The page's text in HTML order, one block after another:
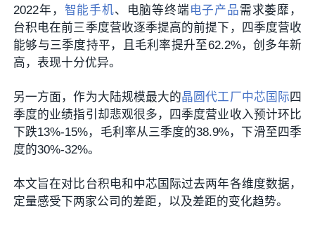
2022年， 智能手机、电脑等终端 电子产品需求萎靡，
台积电在前三季度营收逐季提高的前提下，四季度营收
能够与三季度持平，且毛利率提升至62.2%，创多年新
高，表现十分优异。
另一方面，作为大陆规模最大的晶圆代工厂中芯国际四
季度的业绩指引却悲观很多，四季度营业收入预计环比
下跌13%-15%，毛利率从三季度的38.9%，下滑至四季
度的30%-32%。
本文旨在对比台积电和中芯国际过去两年各维度数据，
定量感受下两家公司的差距，以及差距的变化趋势。